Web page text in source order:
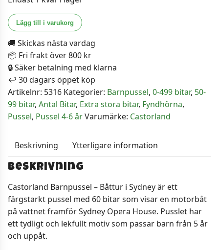
Castorland
Barnpussel
-
Båttur
i
Sydney
60
Bitar
mängd
Lägg till i varukorg
🚚 Skickas nästa vardag
📦 Fri frakt över 800 kr
🔒 Säker betalning med klarna
↩️ 30 dagars öppet köp
Artikelnr: 5316 Kategorier: Barnpussel, 0-499 bitar, 50-
99 bitar, Antal Bitar, Extra stora bitar, Fyndhörna,
Pussel, Pussel 4-6 årVarumärke: Castorland
Beskrivning Ytterligare information
Beskrivning
Castorland Barnpussel – Båttur i Sydney är ett
färgstarkt pussel med 60 bitar som visar en motorbåt
på vattnet framför Sydney Opera House. Pusslet har
ett tydligt och lekfullt motiv som passar barn från 5 år
och uppåt.